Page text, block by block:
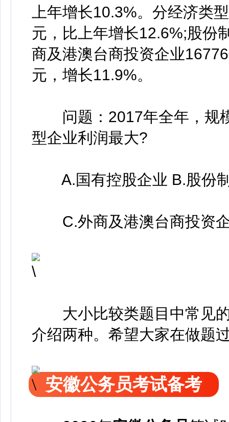
上年增长10.3%。分经济类
元，比上年增长12.6%;股份
商及港澳台商投资企业
元，增长11.9%。
问题：2017年全年，规
型企业利润最大?
A.国有控股企业 B.股份
C.外商及港澳台商投资企
大小比较类题目中常见的
介绍两种。希望大家在做题
安徽公务员考试备考